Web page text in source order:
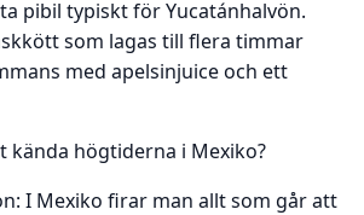
pibil typiskt för Yucatánhalvön.
som lagas till flera timmar
med apelsinjuice och ett
kända högtiderna i Mexiko?
I Mexiko firar man allt som går att